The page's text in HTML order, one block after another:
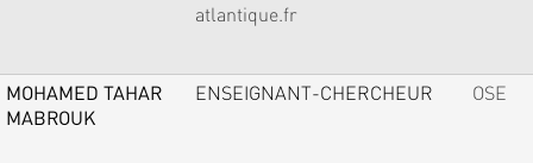
atlantique.fr
MOHAMED TAHAR
MABROUK
ENSEIGNANT-CHERCHEUR OSE